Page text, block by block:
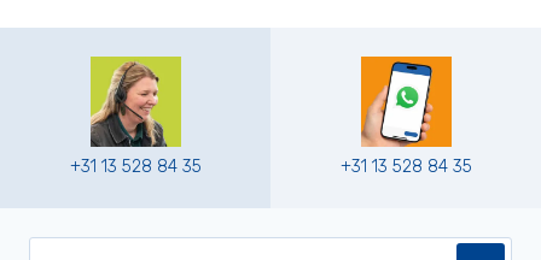
+31 13 528 84 35 +31 13 528 84 35